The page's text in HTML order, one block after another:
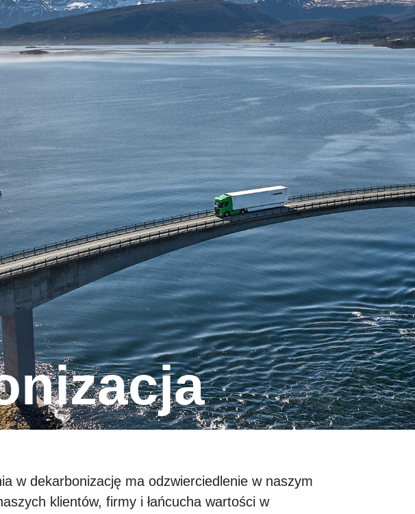
w dekarbonizację ma odzwierciedlenie w naszym
klientów, firmy i łańcucha wartości w